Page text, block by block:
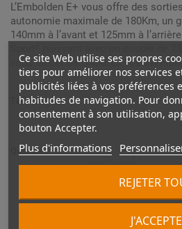
Ce site Web utilise ses propres
tiers pour améliorer nos services
publicités liées à vos préférences
habitudes de navigation. Pour
consentement à son utilisation,
bouton Accepter.
Plus d'informations
REJETER
J'ACCEPTE
L’Embolden E+ vous offre des
autonomie maximale de 180Km, un
140mm à l’avant et 125mm à
Sport² puissant avec un couple de
vous lancer dans toutes vos
Taille :
Quantité :
Paiement sécurisé
Disponible en retrait en magasin